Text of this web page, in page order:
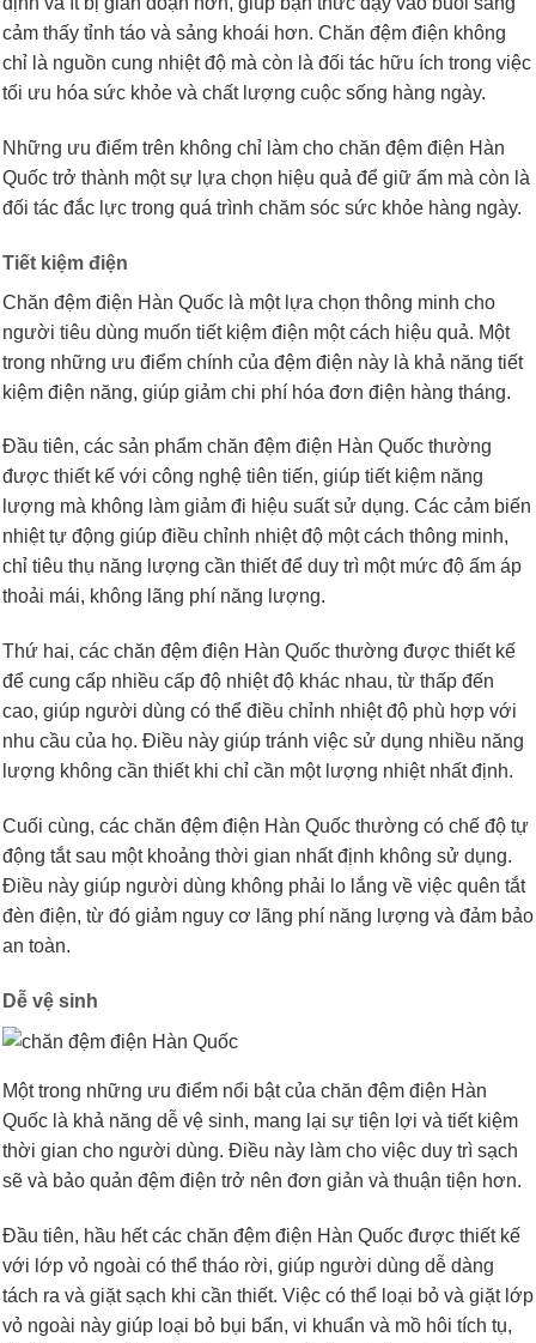
cảm thấy tỉnh táo và sảng khoái hơn. Chăn đệm điện không
chỉ là nguồn cung nhiệt độ mà còn là đối tác hữu ích trong việc
tối ưu hóa sức khỏe và chất lượng cuộc sống hàng ngày.
Những ưu điểm trên không chỉ làm cho chăn đệm điện Hàn
Quốc trở thành một sự lựa chọn hiệu quả để giữ ấm mà còn là
đối tác đắc lực trong quá trình chăm sóc sức khỏe hàng ngày.
Tiết kiệm điện
Chăn đệm điện Hàn Quốc là một lựa chọn thông minh cho
người tiêu dùng muốn tiết kiệm điện một cách hiệu quả. Một
trong những ưu điểm chính của đệm điện này là khả năng tiết
kiệm điện năng, giúp giảm chi phí hóa đơn điện hàng tháng.
Đầu tiên, các sản phẩm chăn đệm điện Hàn Quốc thường
được thiết kế với công nghệ tiên tiến, giúp tiết kiệm năng
lượng mà không làm giảm đi hiệu suất sử dụng. Các cảm biến
nhiệt tự động giúp điều chỉnh nhiệt độ một cách thông minh,
chỉ tiêu thụ năng lượng cần thiết để duy trì một mức độ ấm áp
thoải mái, không lãng phí năng lượng.
Thứ hai, các chăn đệm điện Hàn Quốc thường được thiết kế
để cung cấp nhiều cấp độ nhiệt độ khác nhau, từ thấp đến
cao, giúp người dùng có thể điều chỉnh nhiệt độ phù hợp với
nhu cầu của họ. Điều này giúp tránh việc sử dụng nhiều năng
lượng không cần thiết khi chỉ cần một lượng nhiệt nhất định.
Cuối cùng, các chăn đệm điện Hàn Quốc thường có chế độ tự
động tắt sau một khoảng thời gian nhất định không sử dụng.
Điều này giúp người dùng không phải lo lắng về việc quên tắt
đèn điện, từ đó giảm nguy cơ lãng phí năng lượng và đảm bảo
an toàn.
Dễ vệ sinh
Một trong những ưu điểm nổi bật của chăn đệm điện Hàn
Quốc là khả năng dễ vệ sinh, mang lại sự tiện lợi và tiết kiệm
thời gian cho người dùng. Điều này làm cho việc duy trì sạch
sẽ và bảo quản đệm điện trở nên đơn giản và thuận tiện hơn.
Đầu tiên, hầu hết các chăn đệm điện Hàn Quốc được thiết kế
với lớp vỏ ngoài có thể tháo rời, giúp người dùng dễ dàng
tách ra và giặt sạch khi cần thiết. Việc có thể loại bỏ và giặt lớp
vỏ ngoài này giúp loại bỏ bụi bẩn, vi khuẩn và mồ hôi tích tụ,